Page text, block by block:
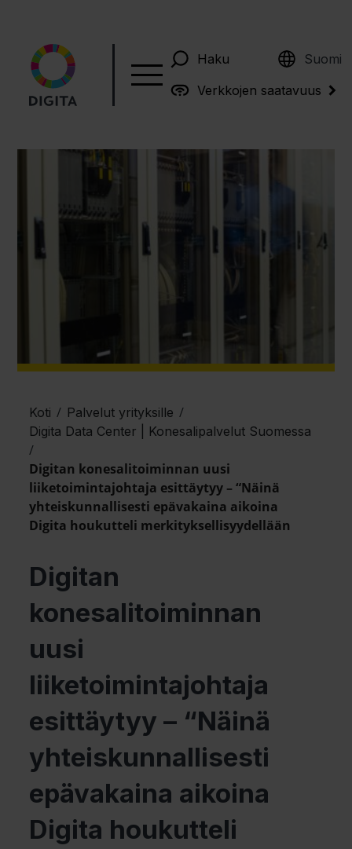
Haku Suomi
English
Verkkojen saatavuus
Koti / Palvelut yrityksille /
Digita Data Center | Konesalipalvelut Suomessa
/
Digitan konesalitoiminnan uusi
liiketoimintajohtaja esittäytyy – “Näinä
yhteiskunnallisesti epävakaina aikoina
Digita houkutteli merkityksellisyydellään
Digitan
konesalitoiminnan
uusi
liiketoimintajohtaja
esittäytyy – “Näinä
yhteiskunnallisesti
epävakaina aikoina
Digita houkutteli